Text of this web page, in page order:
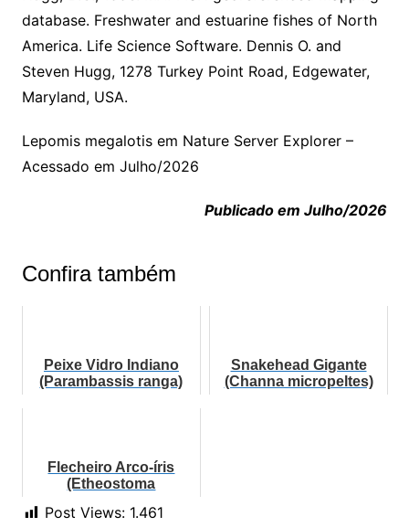
database. Freshwater and estuarine fishes of North
America. Life Science Software. Dennis O. and
Steven Hugg, 1278 Turkey Point Road, Edgewater,
Maryland, USA.
Lepomis megalotis em Nature Server Explorer –
Acessado em Julho/2026
Publicado em Julho/2026
Confira também
Peixe Vidro Indiano
(Parambassis ranga)
Snakehead Gigante
(Channa micropeltes)
Flecheiro Arco-íris
(Etheostoma
Post Views: 1.461